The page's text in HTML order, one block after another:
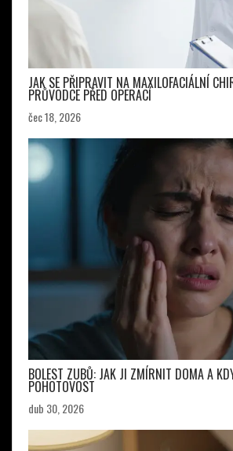
JAK SE PŘIPRAVIT NA MAXILOFACIÁLNÍ
PRŮVODCE PŘED OPERACÍ
čec 18, 2026
BOLEST ZUBŮ: JAK JI ZMÍRNIT DOMA A
POHOTOVOST
dub 30, 2026